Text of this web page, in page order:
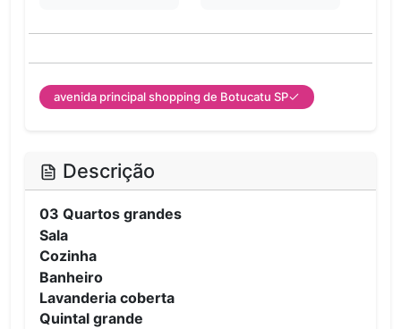
avenida principal shopping de Botucatu SP
Descrição
03 Quartos grandes
Sala
Cozinha
Banheiro
Lavanderia coberta
Quintal grande